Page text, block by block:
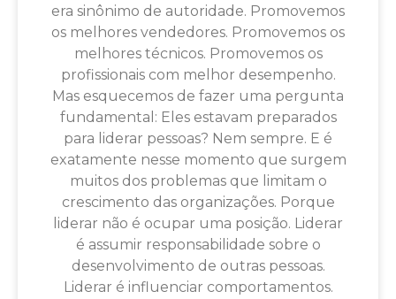
era sinônimo de autoridade. Promovemos
os melhores vendedores. Promovemos os
melhores técnicos. Promovemos os
profissionais com melhor desempenho.
Mas esquecemos de fazer uma pergunta
fundamental: Eles estavam preparados
para liderar pessoas? Nem sempre. E é
exatamente nesse momento que surgem
muitos dos problemas que limitam o
crescimento das organizações. Porque
liderar não é ocupar uma posição. Liderar
é assumir responsabilidade sobre o
desenvolvimento de outras pessoas.
Liderar é influenciar comportamentos.